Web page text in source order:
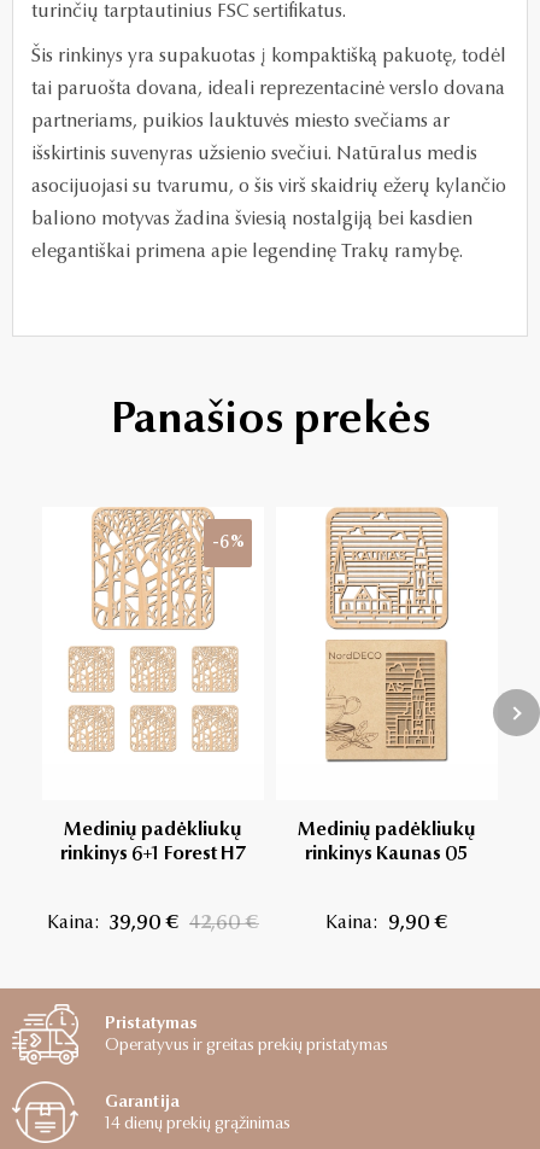
turinčių tarptautinius FSC sertifikatus.
Šis rinkinys yra supakuotas į kompaktišką pakuotę, todėl
tai paruošta dovana, ideali reprezentacinė verslo dovana
partneriams, puikios lauktuvės miesto svečiams ar
išskirtinis suvenyras užsienio svečiui. Natūralus medis
asocijuojasi su tvarumu, o šis virš skaidrių ežerų kylančio
baliono motyvas žadina šviesią nostalgiją bei kasdien
elegantiškai primena apie legendinę Trakų ramybę.
Panašios prekės
-6%
Medinių padėkliukų
rinkinys 6+1 Forest H7
Kaina: 39,90 € 42,60 €
Medinių padėkliukų
rinkinys Kaunas 05
Kaina: 9,90 €
Pristatymas
Operatyvus ir greitas prekių pristatymas
Garantija
14 dienų prekių grąžinimas